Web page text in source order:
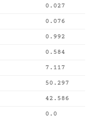
0.027
0.076
0.992
0.584
7.117
50.297
42.586
0.0